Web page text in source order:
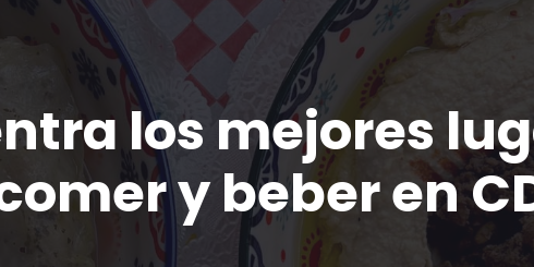
los mejores
y beber en